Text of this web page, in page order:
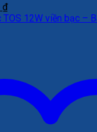
₫Giá
hiện